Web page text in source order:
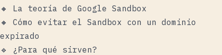
🔸 La teoría de Google Sandbox
🔸 Cómo evitar el Sandbox con un dominio
expirado
🔹 ¿Para qué sirven?